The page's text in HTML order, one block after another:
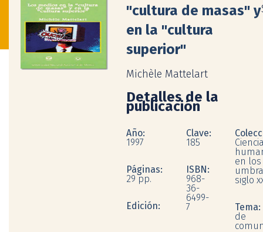
"cultura de masas" y
en la "cultura
superior"
Michèle Mattelart
Detalles de la
publicación
Año:
1997
Páginas:
29 pp.
Edición:
Clave:
185
ISBN:
968-
36-
6499-
7
en los
siglo
Tema:
de